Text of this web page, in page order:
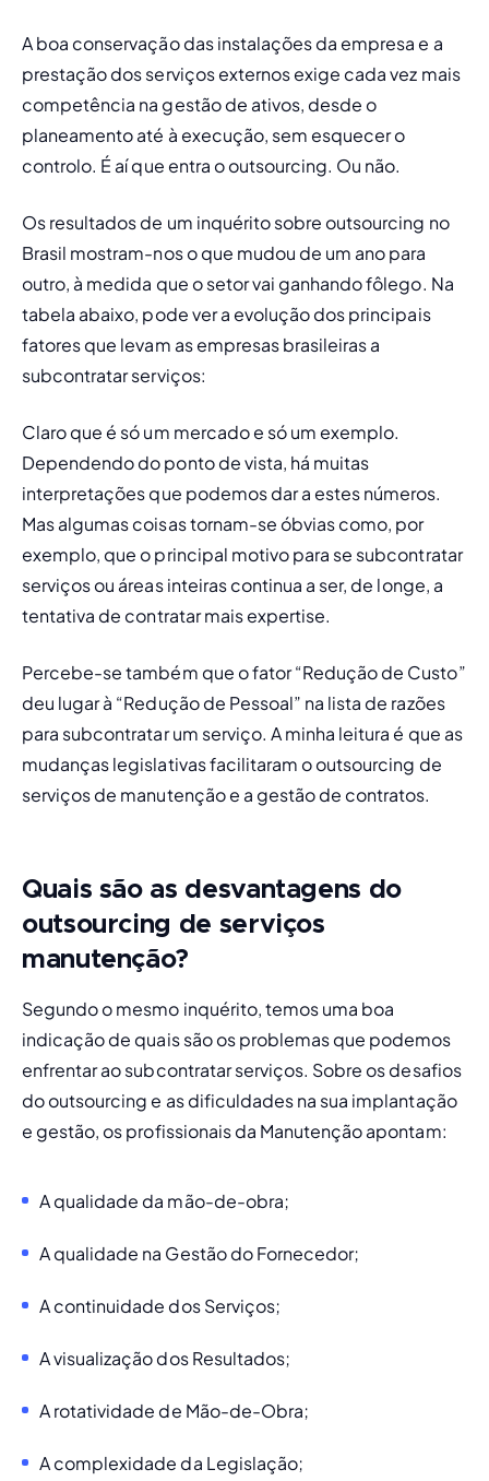
A boa conservação das instalações da empresa e a
prestação dos serviços externos exige cada vez mais
competência na gestão de ativos, desde o
planeamento até à execução, sem esquecer o
controlo. É aí que entra o outsourcing. Ou não.
Os resultados de um inquérito sobre outsourcing no
Brasil mostram-nos o que mudou de um ano para
outro, à medida que o setor vai ganhando fôlego. Na
tabela abaixo, pode ver a evolução dos principais
fatores que levam as empresas brasileiras a
subcontratar serviços:
Claro que é só um mercado e só um exemplo.
Dependendo do ponto de vista, há muitas
interpretações que podemos dar a estes números.
Mas algumas coisas tornam-se óbvias como, por
exemplo, que o principal motivo para se subcontratar
serviços ou áreas inteiras continua a ser, de longe, a
tentativa de contratar mais expertise.
Percebe-se também que o fator “Redução de Custo”
deu lugar à “Redução de Pessoal” na lista de razões
para subcontratar um serviço. A minha leitura é que as
mudanças legislativas facilitaram o outsourcing de
serviços de manutenção e a gestão de contratos.
Quais são as desvantagens do
outsourcing de serviços
manutenção?
Segundo o mesmo inquérito, temos uma boa
indicação de quais são os problemas que podemos
enfrentar ao subcontratar serviços. Sobre os desafios
do outsourcing e as dificuldades na sua implantação
e gestão, os profissionais da Manutenção apontam:
A qualidade da mão-de-obra;
A qualidade na Gestão do Fornecedor;
A continuidade dos Serviços;
A visualização dos Resultados;
A rotatividade de Mão-de-Obra;
A complexidade da Legislação;